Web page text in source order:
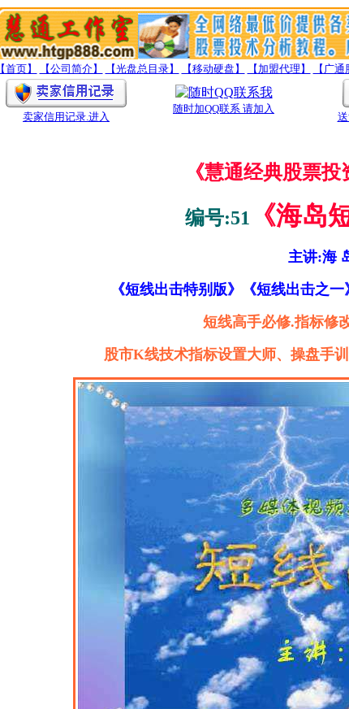
【首页】 【公司简介】 【光盘总目录】 【移动硬盘】 【加盟代理】 【广通
卖家信用记录.进入
随时加QQ联系 请加入
《慧通经典股票投
编号:51 《海岛
主讲:海
《短线出击特别版》《短线出击之一
短线高手必修.指标
股市K线技术指标设置大师、操盘手